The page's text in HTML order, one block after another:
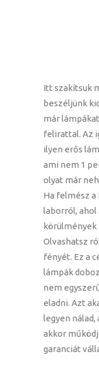
Itt szakítsuk
beszéljünk
már
felirattal. Az
ilyen erős
ami nem 1
olyat már
Ha felmész a
laborról, ahol
Olvashatsz
fényét. Ez a
lámpák
nem
eladni. Azt
legyen nálad,
akkor
garanciát